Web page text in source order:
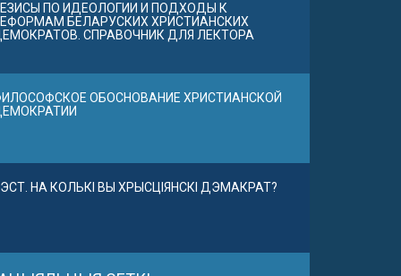
ПО ИДЕОЛОГИИ И ПОДХОДЫ К
БЕЛАРУСКИХ ХРИСТИАНСКИХ
СПРАВОЧНИК ДЛЯ ЛЕКТОРА
ОБОСНОВАНИЕ ХРИСТИАНСКОЙ
НА КОЛЬКІ ВЫ ХРЫСЦІЯНСКІ ДЭМАКРАТ?